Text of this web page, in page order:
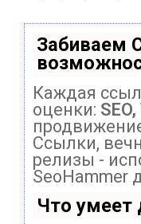
Забиваем
Каждая
оценки:
Ссылки,
релизы -
SeoHammer
Что умеет